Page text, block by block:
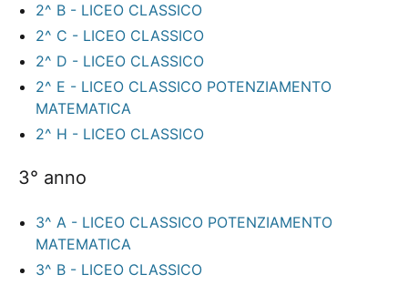
2^ B - LICEO CLASSICO
2^ C - LICEO CLASSICO
2^ D - LICEO CLASSICO
2^ E - LICEO CLASSICO POTENZIAMENTO
MATEMATICA
2^ H - LICEO CLASSICO
3° anno
3^ A - LICEO CLASSICO POTENZIAMENTO
MATEMATICA
3^ B - LICEO CLASSICO